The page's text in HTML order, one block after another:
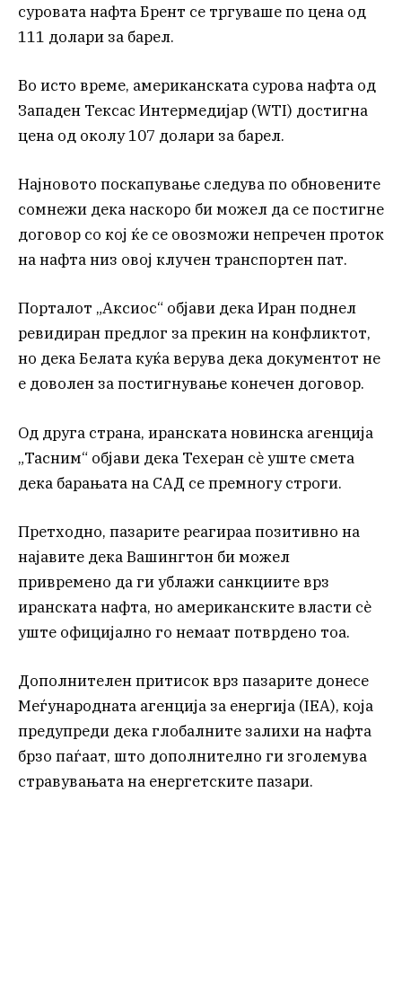
суровата нафта Брент се тргуваше по цена од
111 долари за барел.
Во исто време, американската сурова нафта од
Западен Тексас Интермедијар (WTI) достигна
цена од околу 107 долари за барел.
Најновото поскапување следува по обновените
сомнежи дека наскоро би можел да се постигне
договор со кој ќе се овозможи непречен проток
на нафта низ овој клучен транспортен пат.
Порталот „Аксиос“ објави дека Иран поднел
ревидиран предлог за прекин на конфликтот,
но дека Белата куќа верува дека документот не
е доволен за постигнување конечен договор.
Од друга страна, иранската новинска агенција
„Тасним“ објави дека Техеран сè уште смета
дека барањата на САД се премногу строги.
Претходно, пазарите реагираа позитивно на
најавите дека Вашингтон би можел
привремено да ги ублажи санкциите врз
иранската нафта, но американските власти сè
уште официјално го немаат потврдено тоа.
Дополнителен притисок врз пазарите донесе
Меѓународната агенција за енергија (IEA), која
предупреди дека глобалните залихи на нафта
брзо паѓаат, што дополнително ги зголемува
стравувањата на енергетските пазари.